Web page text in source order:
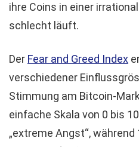
ihre Coins in einer
schlecht läuft.
Der Fear and Greed Index
verschiedener
Stimmung am Bitcoin-
einfache Skala von 0 bis
„extreme Angst“, während